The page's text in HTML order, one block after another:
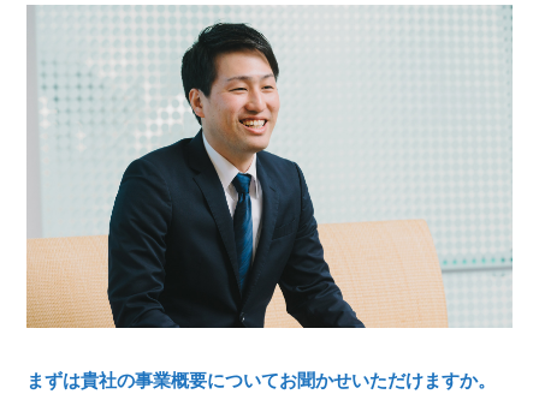
まずは貴社の事業概要についてお聞かせいただけますか。